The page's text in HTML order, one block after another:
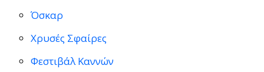
Όσκαρ
Χρυσές Σφαίρες
Φεστιβάλ Καννών